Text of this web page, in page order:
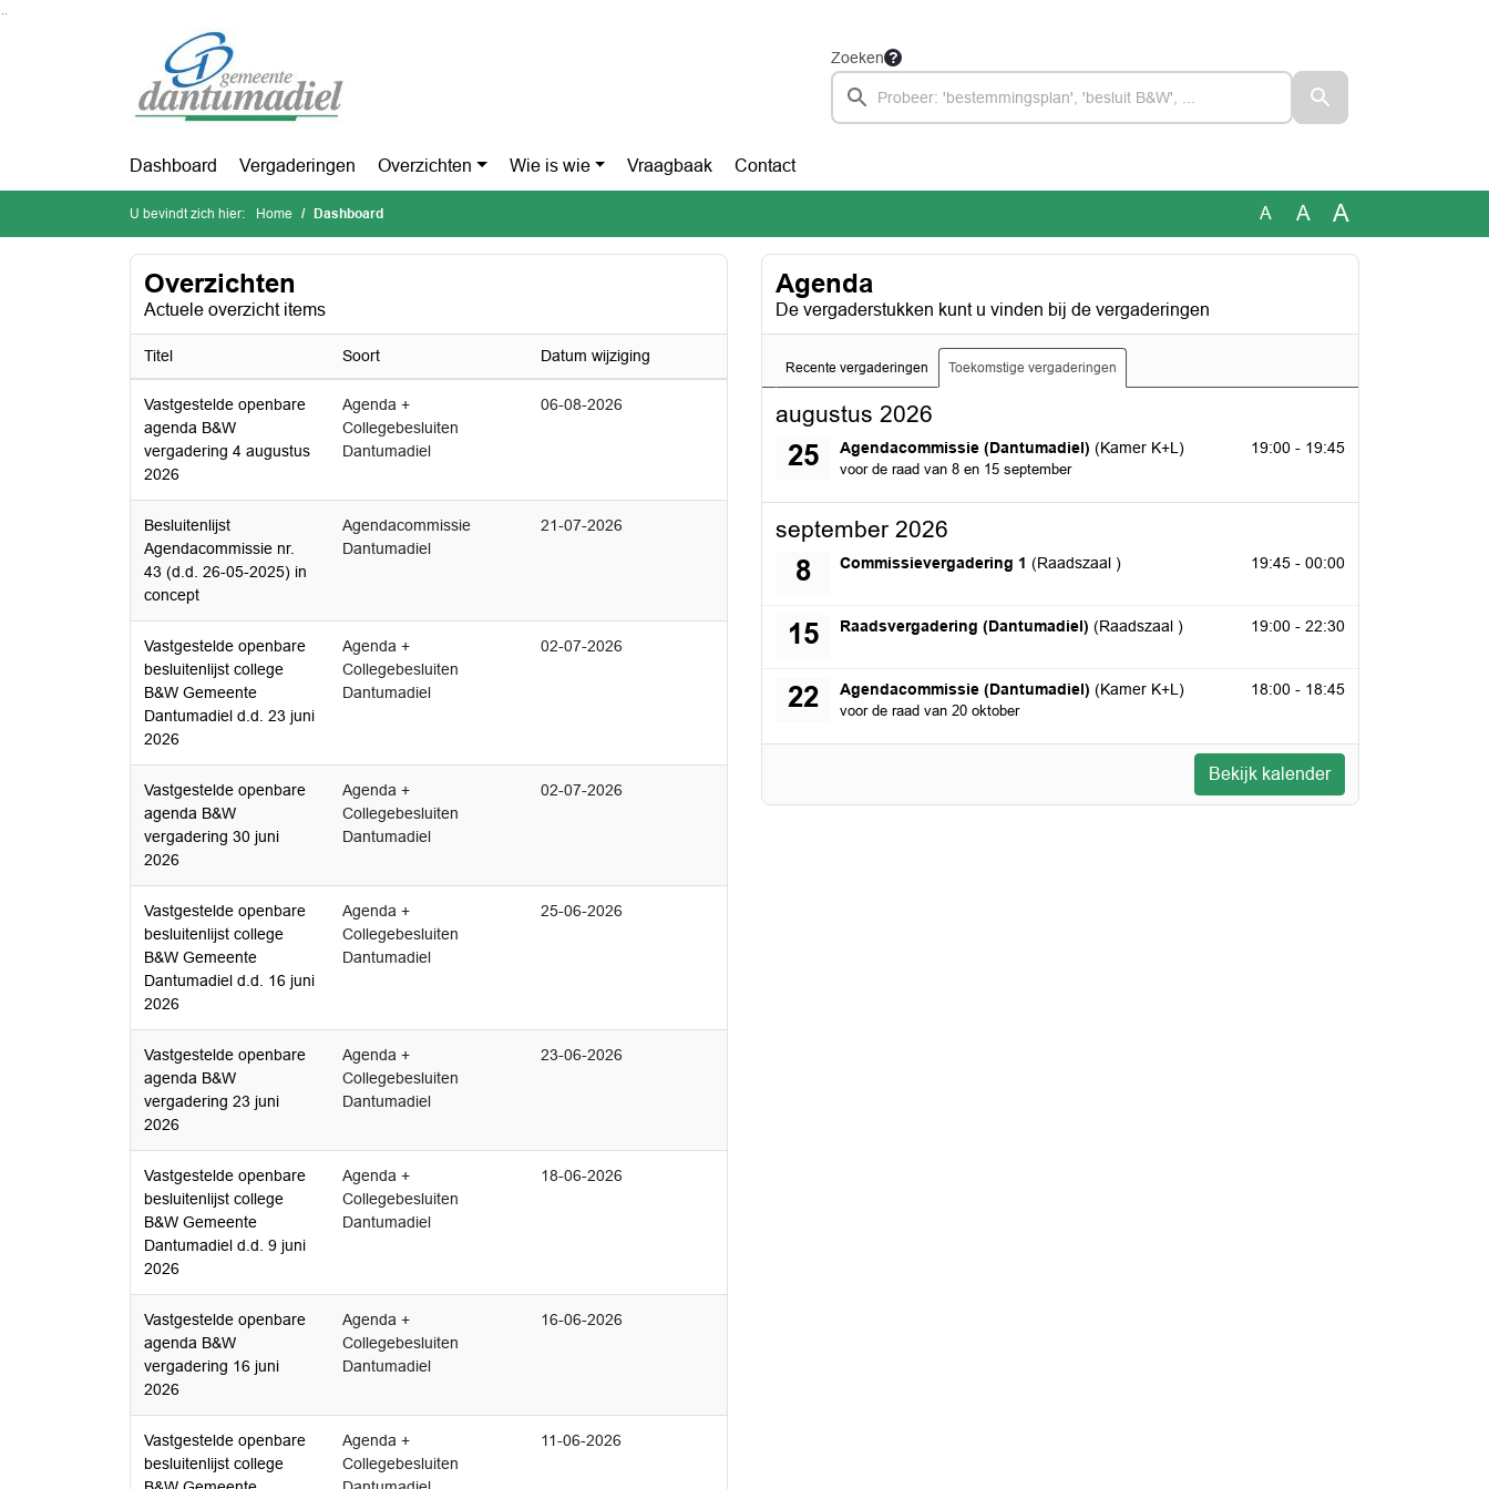
Ga naar de inhoud van deze pagina
Zoeken
Dashboard Vergaderingen Overzichten Wie is wie Vraagbaak Contact
U bevindt zich hier: Home Dashboard A A A
Overzichten
Actuele overzicht items
Titel Soort Datum wijziging
Vastgestelde openbare
agenda B&W
vergadering 4 augustus
2026
Agenda +
Collegebesluiten
Dantumadiel
06-08-2026
Besluitenlijst
Agendacommissie nr.
43 (d.d. 26-05-2025) in
concept
Agendacommissie
Dantumadiel
21-07-2026
Vastgestelde openbare
besluitenlijst college
B&W Gemeente
Dantumadiel d.d. 23 juni
2026
Agenda +
Collegebesluiten
Dantumadiel
02-07-2026
Vastgestelde openbare
agenda B&W
vergadering 30 juni
2026
Agenda +
Collegebesluiten
Dantumadiel
02-07-2026
Vastgestelde openbare
besluitenlijst college
B&W Gemeente
Dantumadiel d.d. 16 juni
2026
Agenda +
Collegebesluiten
Dantumadiel
25-06-2026
Vastgestelde openbare
agenda B&W
vergadering 23 juni
2026
Agenda +
Collegebesluiten
Dantumadiel
23-06-2026
Vastgestelde openbare
besluitenlijst college
B&W Gemeente
Dantumadiel d.d. 9 juni
2026
Agenda +
Collegebesluiten
Dantumadiel
18-06-2026
Vastgestelde openbare
agenda B&W
vergadering 16 juni
2026
Agenda +
Collegebesluiten
Dantumadiel
16-06-2026
Vastgestelde openbare
besluitenlijst college
Agenda +
Collegebesluiten
11-06-2026
Agenda
De vergaderstukken kunt u vinden bij de vergaderingen
Recente vergaderingen Toekomstige vergaderingen
augustus 2026
25 Agendacommissie (Dantumadiel) (Kamer K+L)
voor de raad van 8 en 15 september
dinsdag 25 augustus 2026 19:00 - 19:45
september 2026
8 Commissievergadering 1 (Raadszaal )
dinsdag 8 september 2026 19:45 - 00:00
15 Raadsvergadering (Dantumadiel) (Raadszaal )
dinsdag 15 september 2026 19:00 - 22:30
22 Agendacommissie (Dantumadiel) (Kamer K+L)
voor de raad van 20 oktober
dinsdag 22 september 2026 18:00 - 18:45
Bekijk kalender